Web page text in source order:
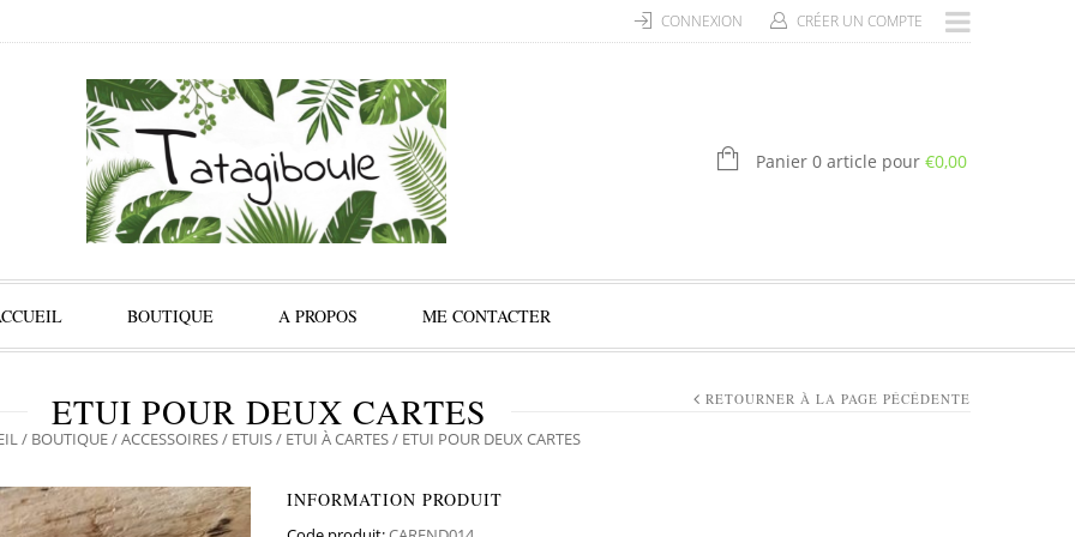
CONNEXION CRÉER UN COMPTE
Panier 0 article pour €0,00
BOUTIQUE A PROPOS ME CONTACTER
ETUI POUR DEUX CARTES
/ BOUTIQUE/ACCESSOIRES/ ETUIS/ ETUI À CARTES/ ETUI POUR DEUX CARTES
RETOURNER À LA PAGE PÉCÉDENTE
INFORMATION PRODUIT